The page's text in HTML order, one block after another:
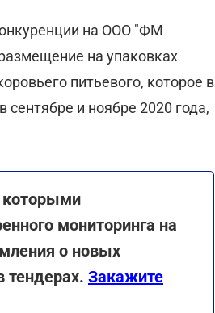
на ООО "ФМ
на упаковках
питьевого, которое в
сентябре и ноябре 2020 года,
которыми
мониторинга на
о новых
тендерах. Закажите